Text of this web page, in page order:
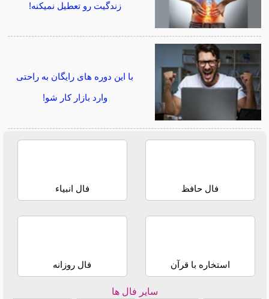
زندگیت رو تعطیل نمیکنه!
با این دوره های رایگان به راحتی
وارد بازار کار شو!
فال حافظ فال انبیاء
استخاره با قرآن فال روزانه
سایر فال ها